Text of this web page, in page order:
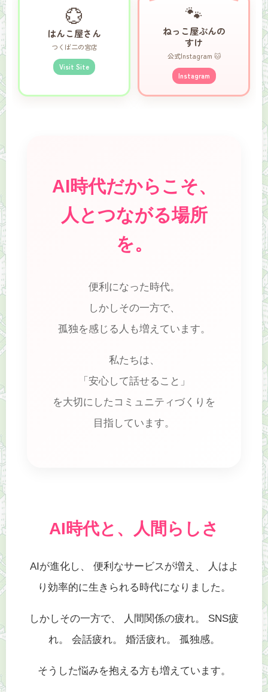
💮
はんこ屋さん
つくば二の宮店
Visit Site
🐾
ねっこ屋ぶんの
すけ
公式Instagram 🐱
Instagram
AI時代だからこそ、
人とつながる場所
を。
便利になった時代。
しかしその一方で、
孤独を感じる人も増えています。
私たちは、
「安心して話せること」
を大切にしたコミュニティづくりを
目指しています。
AI時代と、人間らしさ
AIが進化し、 便利なサービスが増え、 人はよ
り効率的に生きられる時代になりました。
しかしその一方で、 人間関係の疲れ。 SNS疲
れ。 会話疲れ。 婚活疲れ。 孤独感。
そうした悩みを抱える方も増えています。